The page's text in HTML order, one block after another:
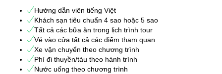
Hướng dẫn viên tiếng Việt
Khách sạn tiêu chuẩn 4 sao hoặc 5 sao
Tất cả các bữa ăn trong lịch trình tour
Vé vào cửa tất cả các điểm tham quan
Xe vận chuyển theo chương trình
Phí đi thuyền/tàu theo hành trình
Nước uống theo chương trình